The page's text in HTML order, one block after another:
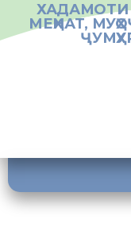
ХАДАМОТИ
МЕҲНАТ,